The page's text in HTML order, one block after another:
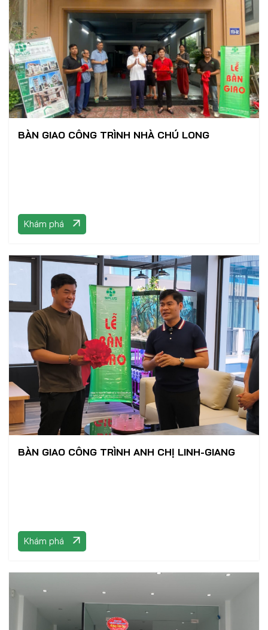
BÀN GIAO CÔNG TRÌNH NHÀ CHÚ LONG
Khám phá
BÀN GIAO CÔNG TRÌNH ANH CHỊ LINH-GIANG
Khám phá